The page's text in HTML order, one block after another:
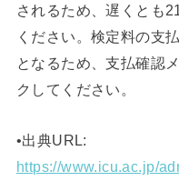
されるため、遅くとも
ください。検定料の支
となるため、支払確認
クしてください。
•出典URL:
https://www.icu.ac.jp/